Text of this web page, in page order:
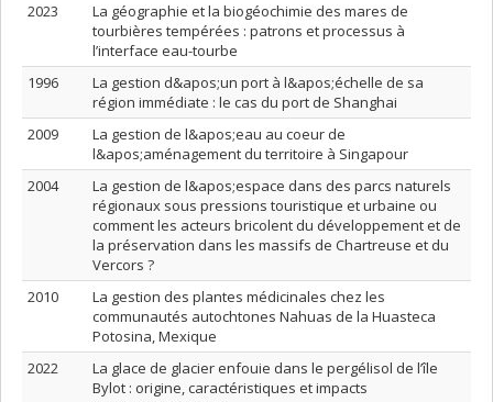
2023
La géographie et la biogéochimie des mares de
tourbières tempérées : patrons et processus à
l’interface eau-tourbe
1996
La gestion d&apos;un port à l&apos;échelle de sa
région immédiate : le cas du port de Shanghai
2009
La gestion de l&apos;eau au coeur de
l&apos;aménagement du territoire à Singapour
2004
La gestion de l&apos;espace dans des parcs naturels
régionaux sous pressions touristique et urbaine ou
comment les acteurs bricolent du développement et de
la préservation dans les massifs de Chartreuse et du
Vercors ?
2010
La gestion des plantes médicinales chez les
communautés autochtones Nahuas de la Huasteca
Potosina, Mexique
2022
La glace de glacier enfouie dans le pergélisol de l’île
Bylot : origine, caractéristiques et impacts